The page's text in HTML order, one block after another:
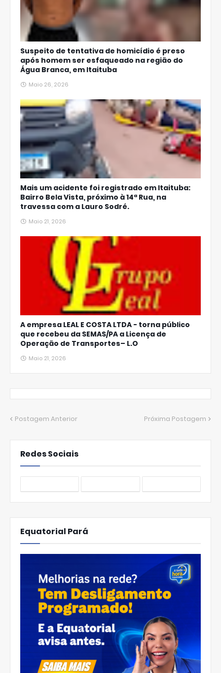
Suspeito de tentativa de homicídio é preso
após homem ser esfaqueado na região do
Água Branca, em Itaituba
Maio 26, 2026
Mais um acidente foi registrado em Itaituba:
Bairro Bela Vista, próximo à 14ª Rua, na
travessa com a Lauro Sodré.
Maio 21, 2026
A empresa LEAL E COSTA LTDA - torna público
que recebeu da SEMAS/PA a Licença de
Operação de Transportes– L.O
Maio 21, 2026
Postagem Anterior Próxima Postagem
Redes Sociais
Equatorial Pará